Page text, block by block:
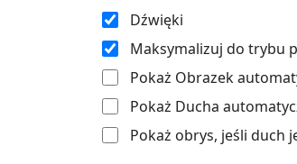
Dźwięki
Maksymalizuj do trybu
Pokaż Obrazek
Pokaż Ducha
Pokaż obrys, jeśli duch